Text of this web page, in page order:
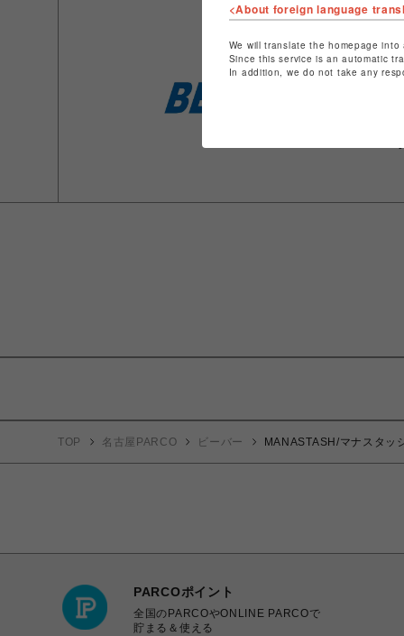
TOP 名古屋PARCO ビーバー MANASTASH/マナスタッ
PARCOポイント
全国のPARCOやONLINE PARCOで
貯まる＆使える
<About foreign language
We will translate the homepage
Since this service is an automatic
In addition, we do not take any